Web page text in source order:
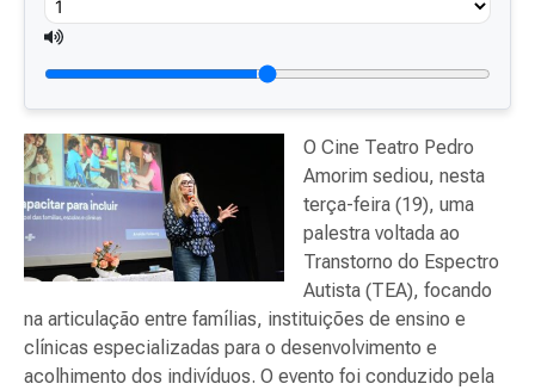
O Cine Teatro Pedro
Amorim sediou, nesta
terça-feira (19), uma
palestra voltada ao
Transtorno do Espectro
Autista (TEA), focando
na articulação entre famílias, instituições de ensino e
clínicas especializadas para o desenvolvimento e
acolhimento dos indivíduos. O evento foi conduzido pela